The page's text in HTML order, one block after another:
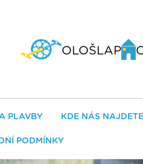
OLOŠLAP
PLAVBY KDE NÁS NAJDETE
PODMÍNKY